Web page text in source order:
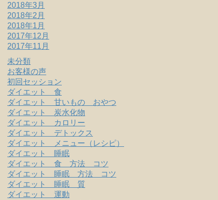
2018年3月
2018年2月
2018年1月
2017年12月
2017年11月
未分類
お客様の声
初回セッション
ダイエット 食
ダイエット 甘いもの おやつ
ダイエット 炭水化物
ダイエット カロリー
ダイエット デトックス
ダイエット メニュー（レシピ）
ダイエット 睡眠
ダイエット 食 方法 コツ
ダイエット 睡眠 方法 コツ
ダイエット 睡眠 質
ダイエット 運動